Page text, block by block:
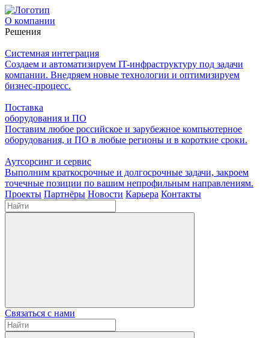
О компании
Решения
Системная интеграция
Создаем и автоматизируем IT-инфраструктуру под задачи
компании. Внедряем новые технологии и оптимизируем
бизнес-процесс.
Поставка
оборудования и ПО
Поставим любое российское и зарубежное компьютерное
оборудования, и ПО в любые регионы и в короткие сроки.
Аутсорсинг и сервис
Выполним краткосрочные и долгосрочные задачи, закроем
точечные позиции по вашим непрофильным направлениям.
Проекты Партнёры Новости Карьера Контакты
Связаться с нами